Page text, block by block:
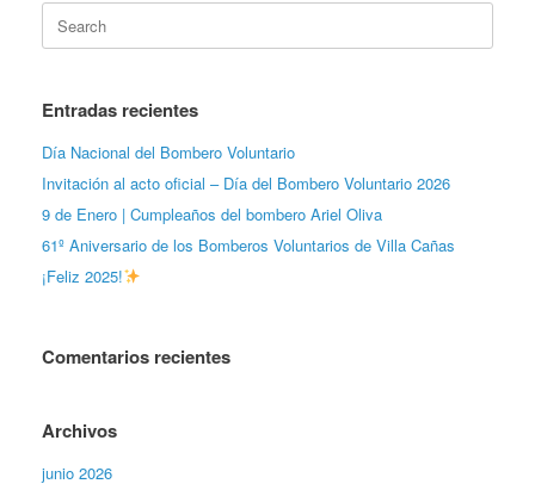
Search
for:
Entradas recientes
Día Nacional del Bombero Voluntario
Invitación al acto oficial – Día del Bombero Voluntario 2026
9 de Enero | Cumpleaños del bombero Ariel Oliva
61º Aniversario de los Bomberos Voluntarios de Villa Cañas
¡Feliz 2025!
Comentarios recientes
Archivos
junio 2026